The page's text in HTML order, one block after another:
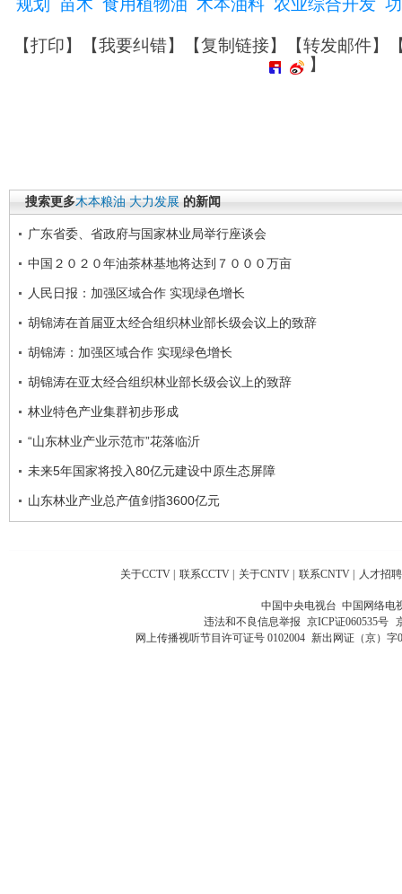
规划
苗木 食用植物油 木本油料 农业综合开发
【打印】【我要纠错】【复制链接】【转发邮件】
】
搜索更多木本粮油 大力发展 的新闻
广东省委、省政府与国家林业局举行座谈会
中国２０２０年油茶林基地将达到７０００万亩
人民日报：加强区域合作 实现绿色增长
胡锦涛在首届亚太经合组织林业部长级会议上的致辞
胡锦涛：加强区域合作 实现绿色增长
胡锦涛在亚太经合组织林业部长级会议上的致辞
林业特色产业集群初步形成
“山东林业产业示范市”花落临沂
未来5年国家将投入80亿元建设中原生态屏障
山东林业产业总产值剑指3600亿元
关于CCTV | 联系CCTV | 关于CNTV | 联系CNTV | 人才招聘
中国中央电视台 中国网络电
违法和不良信息举报 京ICP证060535号
网上传播视听节目许可证号 0102004 新出网证（京）